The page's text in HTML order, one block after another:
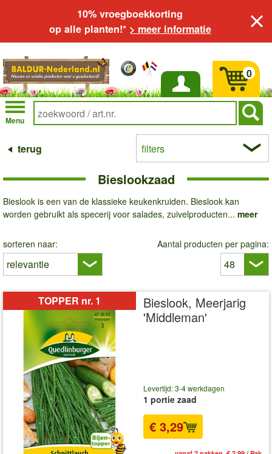
10% vroegboekkorting
op alle planten!* > meer informatie
Inloggen
Menu
0
terug filters
Bieslookzaad
Bieslook is een van de klassieke keukenkruiden. Bieslook kan
worden gebruikt als specerij voor salades, zuivelproducten... meer
sorteren naar: Aantal producten per pagina:
TOPPER nr. 1
Bieslook, Meerjarig
'Middleman'
Levertijd: 3-4 werkdagen
1 portie zaad
€ 3,29